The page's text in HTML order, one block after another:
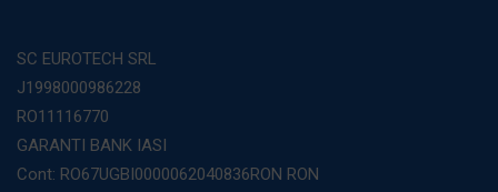
SC EUROTECH SRL
J1998000986228
RO11116770
GARANTI BANK IASI
Cont: RO67UGBI0000062040836RON RON